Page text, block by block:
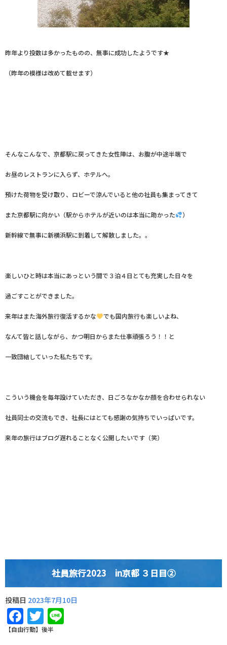
昨年より投数は多かったものの、無事に成功したようです★
（昨年の模様は改めて載せます）
そんなこんなで、京都駅に戻ってきた女性陣は、お腹が中途半端で
お昼のレストランに入らず、ホテルへ。
預けた荷物を受け取り、ロビーで涼んでいると他の社員も集まってきて
また京都駅に向かい（駅からホテルが近いのは本当に助かった ）
新幹線で無事に新横浜駅に到着して解散しました。。
楽しいひと時は本当にあっという間で３泊４日とても充実した日々を
過ごすことができました。
来年はまた海外旅行復活するかな でも国内旅行も楽しいよね、
なんて皆と話しながら、かつ明日からまた仕事頑張ろう！！と
一致団結していった私たちです。
こういう機会を毎年設けていただき、日ごろなかなか顔を合わせられない
社員同士の交流もでき、社長にはとても感謝の気持ちでいっぱいです。
来年の旅行はブログ遅れることなく公開したいです（笑）
社員旅行2023 in京都 ３日目②
投稿日 2023年7月10日
Facebook
Twitter
【自由行動】後半